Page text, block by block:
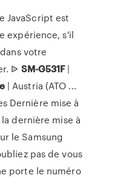
JavaScript est
expérience, s'il
votre
ᐉ SM-G531F|
| Austria (ATO ...
Dernière mise à
dernière mise à
le Samsung
pas de vous
porte le numéro